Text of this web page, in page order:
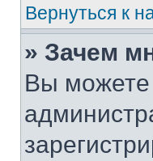
Вернуться к
» Зачем
Вы можете